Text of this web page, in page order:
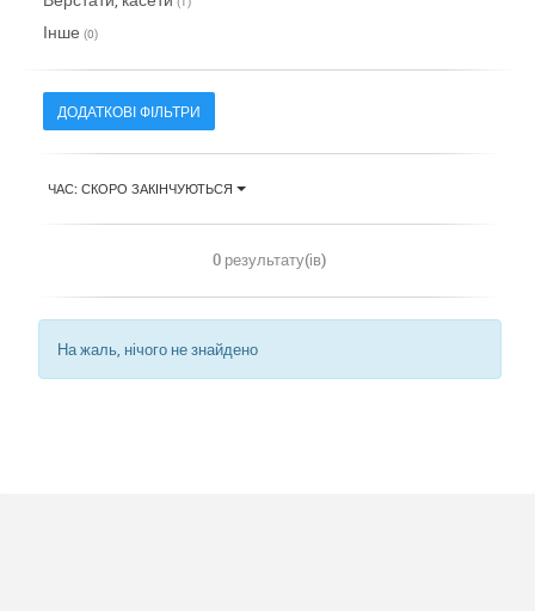
Інше (0)
ДОДАТКОВІ ФІЛЬТРИ
ЧАС: СКОРО ЗАКІНЧУЮТЬСЯ
0 результату(ів)
На жаль, нічого не знайдено